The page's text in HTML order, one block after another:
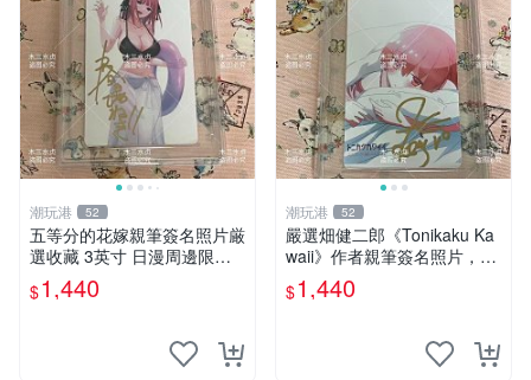
潮玩港 52
五等分的花嫁親筆簽名照片厳
選收藏 3英寸 日漫周邊限量
珍藏 簽名相框 紹介 The Qui
ntessential Quintuplets 貼心
$1,440
潮玩港 52
嚴選畑健二郎《Tonikaku Ka
waii》作者親筆簽名照片，附
原作尺寸3英寸真跡肖像 周邊
非印制限量版收藏品，適合漫
$1,440